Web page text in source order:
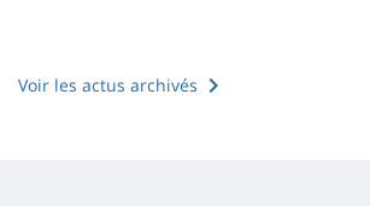
Voir les actus archivés